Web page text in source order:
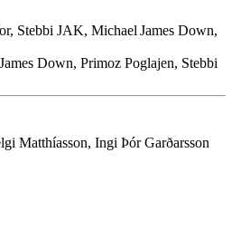
Stebbi JAK, Michael James Down,
Down, Primoz Poglajen, Stebbi
Matthíasson, Ingi Þór Garðarsson